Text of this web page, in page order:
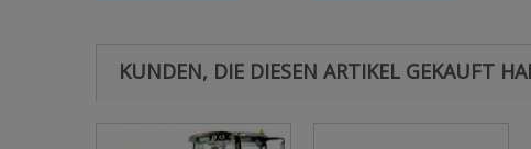
KUNDEN, DIE DIESEN ARTIKEL GEKAUFT